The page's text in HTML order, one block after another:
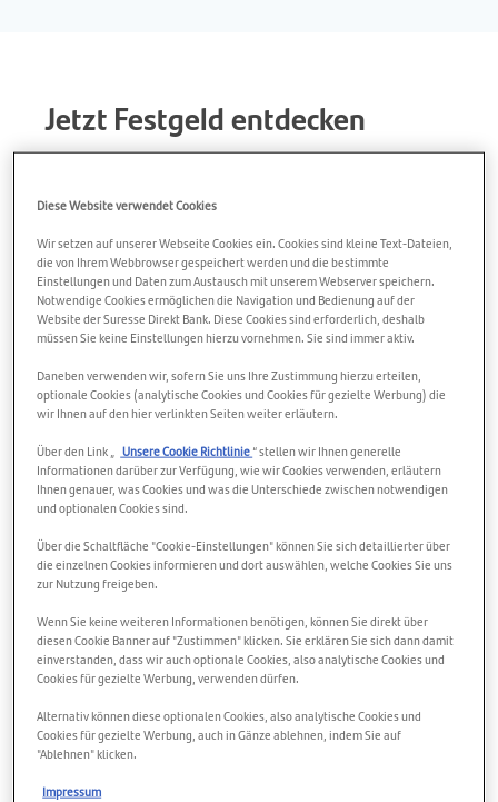
Jetzt Festgeld entdecken
Eröffnung Ihres Festgeldkontos genügt ein
kostenloses Tagesgeldkonto als Referenzkonto.
Festgeld
Garantierte Rentabilität durch festen
Zinssatz
6 Monate 2,70% p.a
Diese Website verwendet Cookies
Wir setzen auf unserer Webseite Cookies ein. Cookies sind kleine Text-Dateien,
die von Ihrem Webbrowser gespeichert werden und die bestimmte
Einstellungen und Daten zum Austausch mit unserem Webserver speichern.
Notwendige Cookies ermöglichen die Navigation und Bedienung auf der
Website der Suresse Direkt Bank. Diese Cookies sind erforderlich, deshalb
müssen Sie keine Einstellungen hierzu vornehmen. Sie sind immer aktiv.
Daneben verwenden wir, sofern Sie uns Ihre Zustimmung hierzu erteilen,
optionale Cookies (analytische Cookies und Cookies für gezielte Werbung) die
wir Ihnen auf den hier verlinkten Seiten weiter erläutern.
Über den Link „ Unsere Cookie Richtlinie “ stellen wir Ihnen generelle
Informationen darüber zur Verfügung, wie wir Cookies verwenden, erläutern
Ihnen genauer, was Cookies und was die Unterschiede zwischen notwendigen
und optionalen Cookies sind.
Über die Schaltfläche "Cookie-Einstellungen" können Sie sich detaillierter über
die einzelnen Cookies informieren und dort auswählen, welche Cookies Sie uns
zur Nutzung freigeben.
Wenn Sie keine weiteren Informationen benötigen, können Sie direkt über
diesen Cookie Banner auf "Zustimmen" klicken. Sie erklären Sie sich dann damit
einverstanden, dass wir auch optionale Cookies, also analytische Cookies und
Cookies für gezielte Werbung, verwenden dürfen.
Alternativ können diese optionalen Cookies, also analytische Cookies und
Cookies für gezielte Werbung, auch in Gänze ablehnen, indem Sie auf
"Ablehnen" klicken.
Impressum